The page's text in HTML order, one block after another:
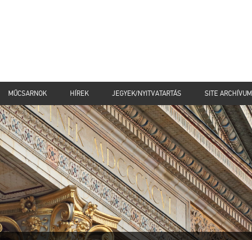
MŰCSARNOK HÍREK JEGYEK/NYITVATARTÁS SITE ARCHÍVUM